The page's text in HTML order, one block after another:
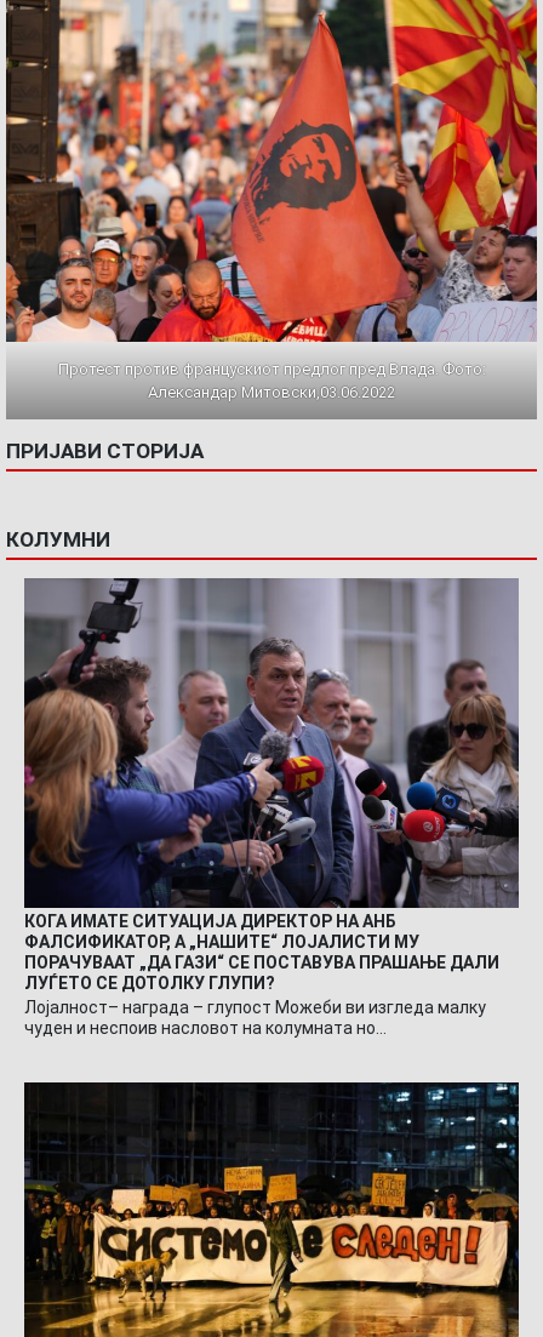
Протест против францускиот предлог пред Влада. Фото:
Александар Митовски,03.06.2022
ПРИЈАВИ СТОРИЈА
КОЛУМНИ
КОГА ИМАТЕ СИТУАЦИЈА ДИРЕКТОР НА АНБ
ФАЛСИФИКАТОР, А „НАШИТЕ“ ЛОЈАЛИСТИ МУ
ПОРАЧУВААТ „ДА ГАЗИ“ СЕ ПОСТАВУВА ПРАШАЊЕ ДАЛИ
ЛУЃЕТО СЕ ДОТОЛКУ ГЛУПИ?
Лојалност– награда – глупост Можеби ви изгледа малку
чуден и неспоив насловот на колумната но…